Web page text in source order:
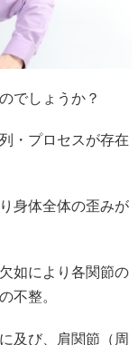
でしょうか？
・プロセスが存在
身体全体の歪みが
如により各関節の
不整。
及び、肩関節（周